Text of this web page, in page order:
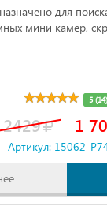
для
мини камер,
5 (14)
2429 1
Артикул: 15062-